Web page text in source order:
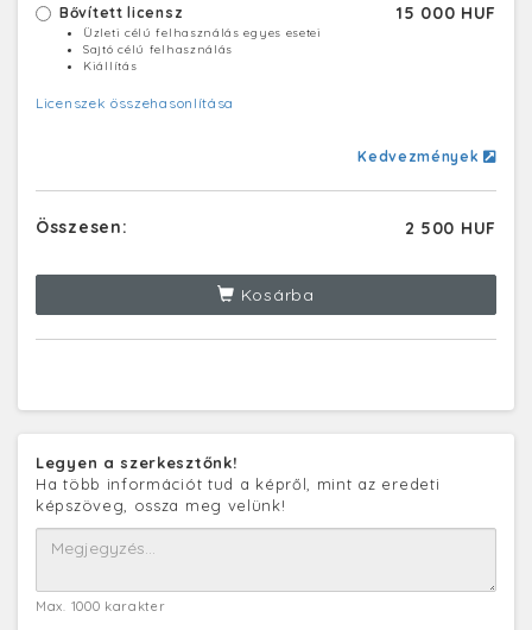
Bővített licensz 15 000 HUF
Üzleti célú felhasználás egyes esetei
Sajtó célú felhasználás
Kiállítás
Licenszek összehasonlítása
Kedvezmények
Összesen: 2 500 HUF
Kosárba
Legyen a szerkesztőnk!
Ha több információt tud a képről, mint az eredeti
képszöveg, ossza meg velünk!
Max. 1000 karakter